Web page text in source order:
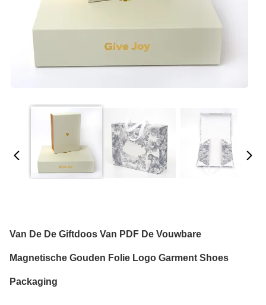
Van De De Giftdoos Van PDF De Vouwbare
Magnetische Gouden Folie Logo Garment Shoes
Packaging